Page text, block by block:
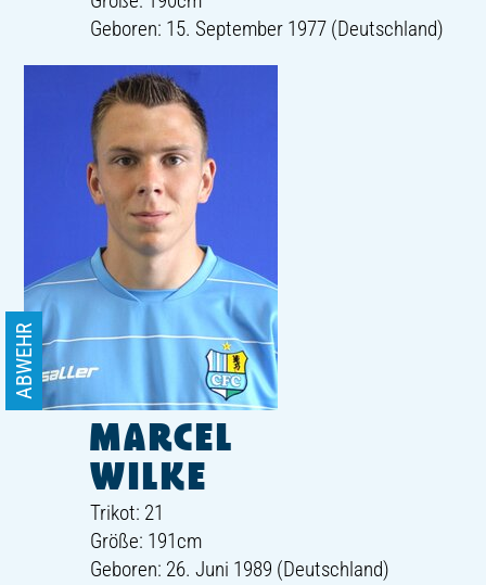
Geboren: 15. September 1977 (Deutschland)
MARCEL
WILKE
ABWEHR
Trikot: 21
Größe: 191cm
Geboren: 26. Juni 1989 (Deutschland)